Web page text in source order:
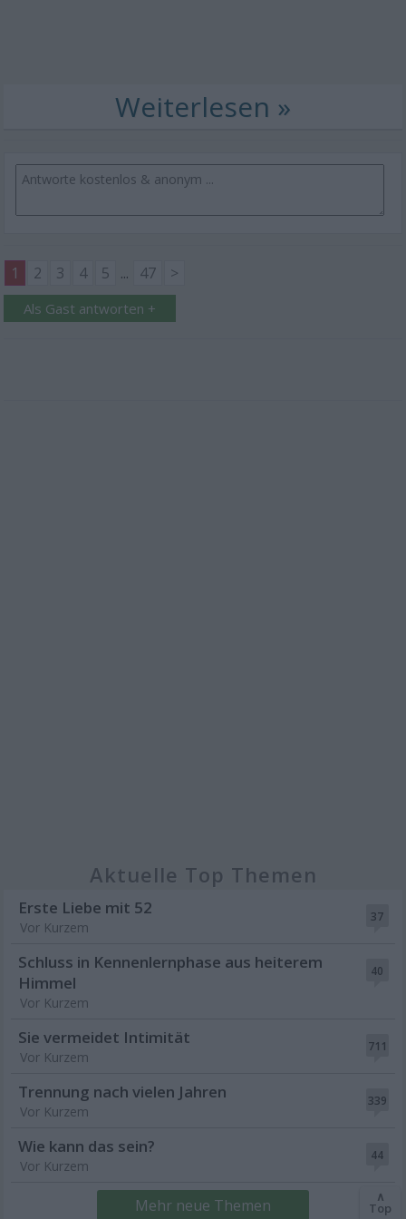
1 2 3 4 5 ... 47 >
Als Gast antworten +
Aktuelle Top Themen
37
Erste Liebe mit 52
Vor Kurzem
40
Schluss in Kennenlernphase aus heiterem
Himmel
Vor Kurzem
711
Sie vermeidet Intimität
Vor Kurzem
339
Trennung nach vielen Jahren
Vor Kurzem
44
Wie kann das sein?
Vor Kurzem
Mehr neue Themen ∧
Top